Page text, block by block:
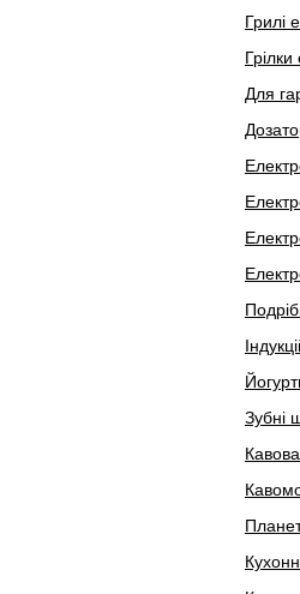
Грилі
Грілки
Для
Зубні